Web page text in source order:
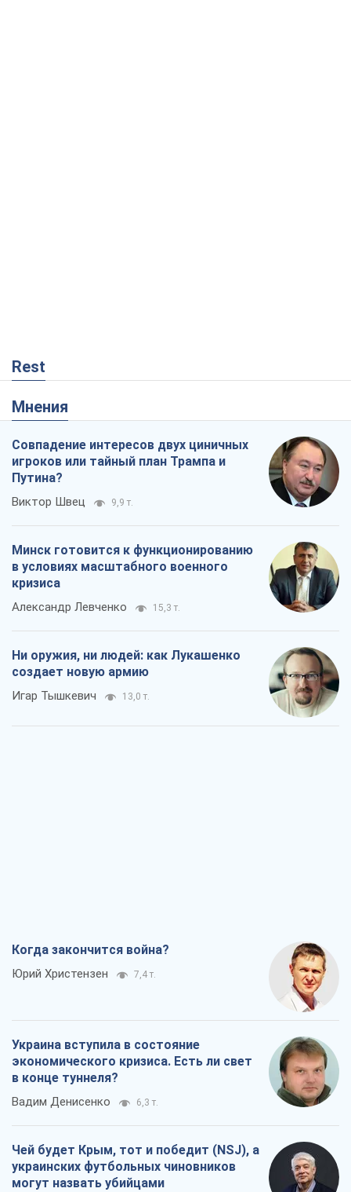
Rest
Мнения
Совпадение интересов двух циничных
игроков или тайный план Трампа и
Путина?
Виктор Швец 9,9 т.
Минск готовится к функционированию
в условиях масштабного военного
кризиса
Александр Левченко 15,3 т.
Ни оружия, ни людей: как Лукашенко
создает новую армию
Игар Тышкевич 13,0 т.
Когда закончится война?
Юрий Христензен 7,4 т.
Украина вступила в состояние
экономического кризиса. Есть ли свет
в конце туннеля?
Вадим Денисенко 6,3 т.
Чей будет Крым, тот и победит (NSJ), а
украинских футбольных чиновников
могут назвать убийцами